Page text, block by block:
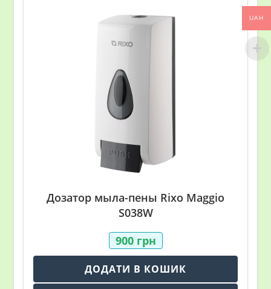
Дозатор мылa-пены Rixo Maggio
S038W
900 грн
ДОДАТИ В КОШИК
UAH